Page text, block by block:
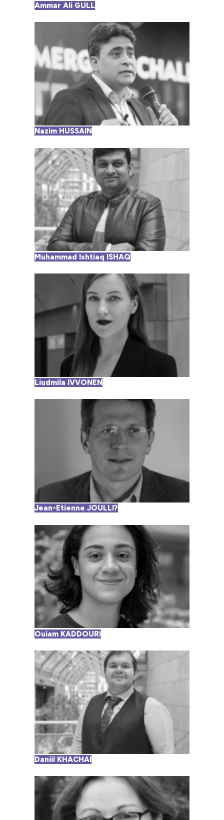
Ammar Ali GULL
Nazim HUSSAIN
Muhammad Ishtiaq ISHAQ
Liudmila IVVONEN
Jean-Etienne JOULLI?
Ouiam KADDOURI
Daniil KHACHAI